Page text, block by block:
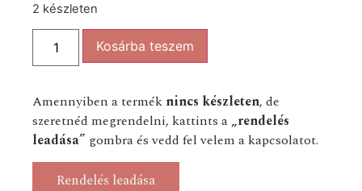
2 készleten
Kosárba teszem
Amennyiben a termék nincs készleten, de
szeretnéd megrendelni, kattints a „rendelés
leadása” gombra és vedd fel velem a kapcsolatot.
Rendelés leadása